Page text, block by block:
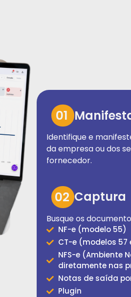
01
Identifique e
da empresa ou dos
fornecedor.
02 Captura
Busque os
NF-e (modelo 55)
CT-e (modelos 57
NFS-e (Ambiente
diretamente nas
Notas de saída
Plugin